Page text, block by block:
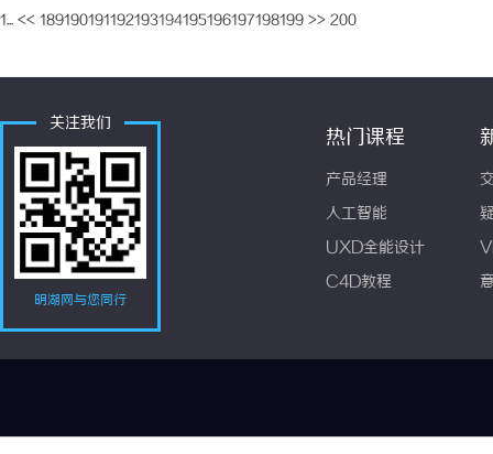
1... << 189190191192193194195196197198199 >> 200
关注我们
明湖网与您同行
热门课程
产品经理
人工智能
UXD全能设计
C4D教程